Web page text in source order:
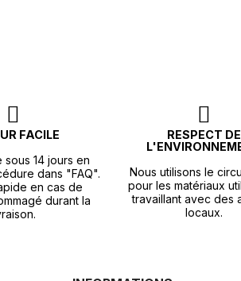
FACILE
sous 14 jours en
dans "FAQ".
en cas de
durant la
RESPECT DE
Nous utilisons le
pour les matériaux
travaillant avec des
locaux.